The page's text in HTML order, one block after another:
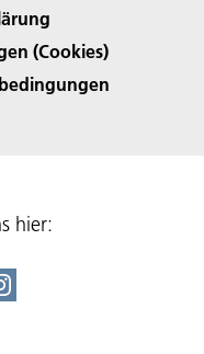
(Cookies)
hier: